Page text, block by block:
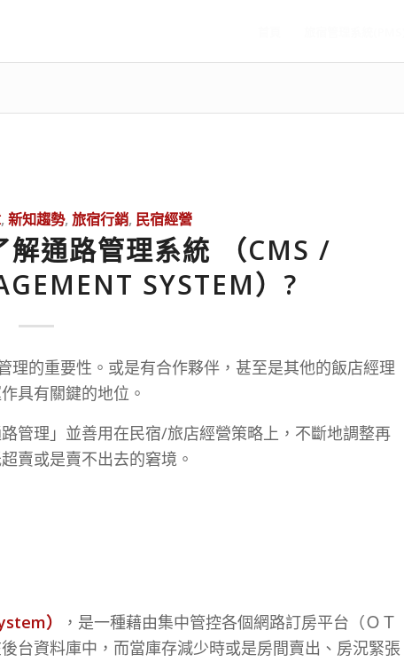
, 新知趨勢, 旅宿行銷, 民宿經營
解通路管理系統 （CMS /
SYSTEM）?
的重要性。或是有合作夥伴，甚至是其他的飯店經理
具有關鍵的地位。
管理」並善用在民宿/旅店經營策略上，不斷地調整再
賣或是賣不出去的窘境。
）
，是一種藉由集中管控各個網路訂房平台（ＯＴ
台資料庫中，而當庫存減少時或是房間賣出、房況緊張